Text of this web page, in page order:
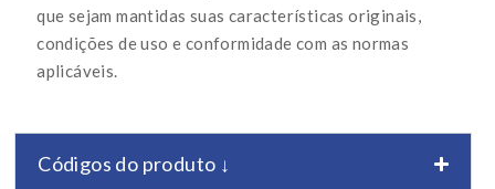
que sejam mantidas suas características originais,
condições de uso e conformidade com as normas
aplicáveis.
Códigos do produto ↓